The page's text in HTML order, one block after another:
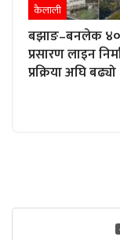
कैलाली
बझाङ–बनलेक
प्रसारण लाइन
प्रक्रिया अघि बढ्यो